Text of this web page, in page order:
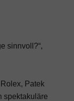
sinnvoll?“,
Patek
spektakuläre